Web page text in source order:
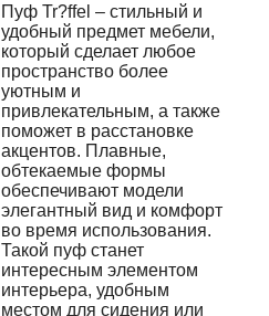
Пуф Tr?ffel – стильный и
удобный предмет мебели,
который сделает любое
пространство более
уютным и
привлекательным, а также
поможет в расстановке
акцентов. Плавные,
обтекаемые формы
обеспечивают модели
элегантный вид и комфорт
во время использования.
Такой пуф станет
интересным элементом
интерьера, удобным
местом для сидения или